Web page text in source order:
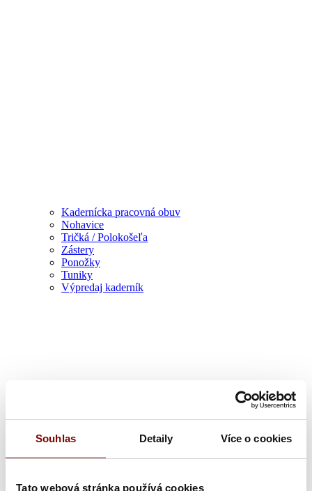
Souhlas Detaily Více o cookies
Tato webová stránka používá cookies
Kadernícka pracovná obuv
Nohavice
Tričká / Polokošeľa
Zástery
Ponožky
Tuniky
Výpredaj kaderník